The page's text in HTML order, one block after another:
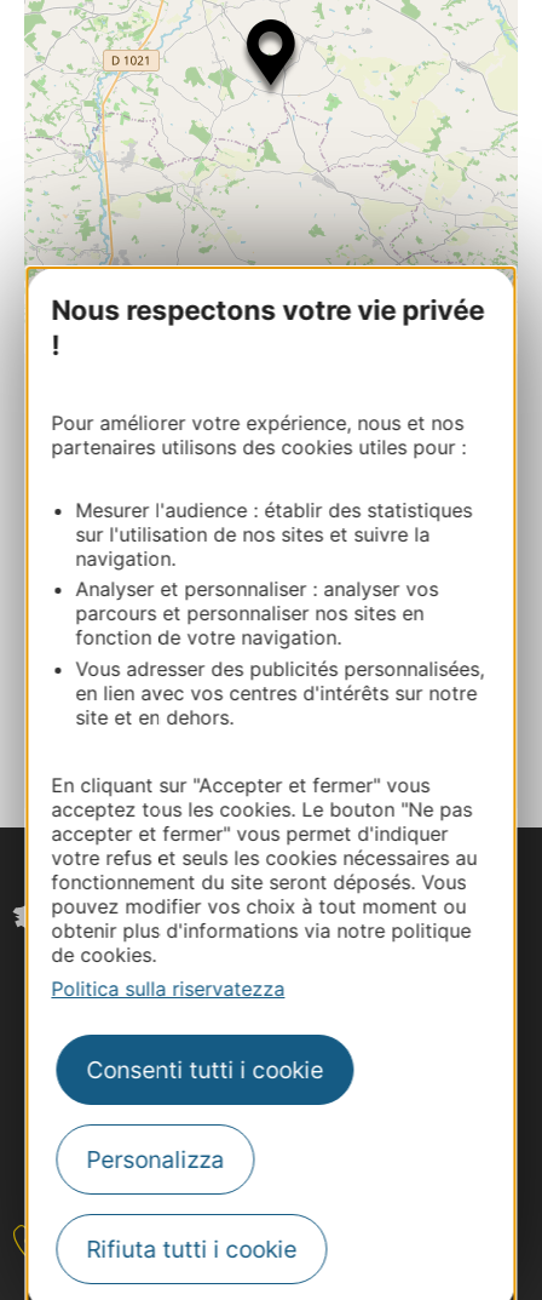
Nous respectons votre vie privée
!
Pour améliorer votre expérience, nous et nos
partenaires utilisons des cookies utiles pour :
Mesurer l'audience : établir des statistiques
sur l'utilisation de nos sites et suivre la
navigation.
Analyser et personnaliser : analyser vos
parcours et personnaliser nos sites en
fonction de votre navigation.
Vous adresser des publicités personnalisées,
en lien avec vos centres d'intérêts sur notre
site et en dehors.
En cliquant sur "Accepter et fermer" vous
acceptez tous les cookies. Le bouton "Ne pas
accepter et fermer" vous permet d'indiquer
votre refus et seuls les cookies nécessaires au
fonctionnement du site seront déposés. Vous
pouvez modifier vos choix à tout moment ou
obtenir plus d'informations via notre politique
de cookies.
Politica sulla riservatezza
Consenti tutti i cookie
Personalizza
Rifiuta tutti i cookie
Leaflet | Map data ©OpenStreetMap contributors
32500 PIS
05 62 06 11 05
E-mail
AGGIUNGI
#VoyageOccitanie
Contattateci